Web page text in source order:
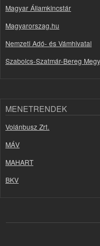
Magyar Államkincstár
Magyarorszag.hu
Nemzeti Adó- és Vámhivatal
Szabolcs-Szatmár-Bereg
MENETRENDEK
Volánbusz Zrt.
MÁV
MAHART
BKV